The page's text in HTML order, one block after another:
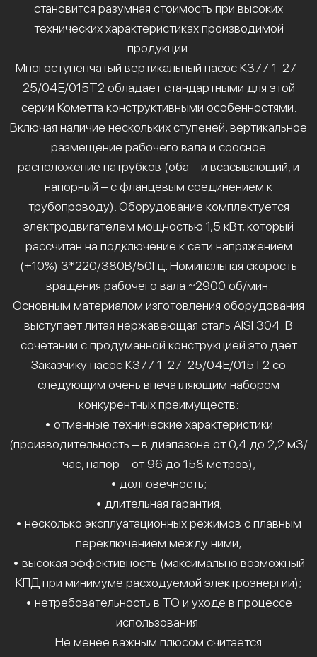
становится разумная стоимость при высоких
технических характеристиках производимой
продукции.
Многоступенчатый вертикальный насос К377 1-27-
25/04Е/015Т2 обладает стандартными для этой
серии Кометта конструктивными особенностями.
Включая наличие нескольких ступеней, вертикальное
размещение рабочего вала и соосное
расположение патрубков (оба – и всасывающий, и
напорный – с фланцевым соединением к
трубопроводу). Оборудование комплектуется
электродвигателем мощностью 1,5 кВт, который
рассчитан на подключение к сети напряжением
(±10%) 3*220/380В/50Гц. Номинальная скорость
вращения рабочего вала ~2900 об/мин.
Основным материалом изготовления оборудования
выступает литая нержавеющая сталь AISI 304. В
сочетании с продуманной конструкцией это дает
Заказчику насос К377 1-27-25/04Е/015Т2 со
следующим очень впечатляющим набором
конкурентных преимуществ:
• отменные технические характеристики
(производительность – в диапазоне от 0,4 до 2,2 м3/
час, напор – от 96 до 158 метров);
• долговечность;
• длительная гарантия;
• несколько эксплуатационных режимов с плавным
переключением между ними;
• высокая эффективность (максимально возможный
КПД при минимуме расходуемой электроэнергии);
• нетребовательность в ТО и уходе в процессе
использования.
Не менее важным плюсом считается